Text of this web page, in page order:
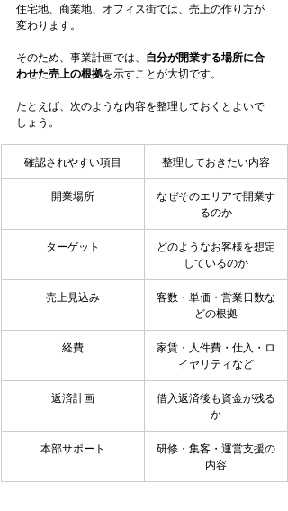
住宅地、商業地、オフィス街では、売上の作り方が
変わります。
そのため、事業計画では、 自分が開業する場所に合
わせた売上の根拠を示すことが大切です。
たとえば、次のような内容を整理しておくとよいで
しょう。
確認されやすい項目 整理しておきたい内容
開業場所
なぜそのエリアで開業す
るのか
ターゲット
どのようなお客様を想定
しているのか
売上見込み
客数・単価・営業日数な
どの根拠
経費
家賃・人件費・仕入・ロ
イヤリティなど
返済計画
借入返済後も資金が残る
か
本部サポート
研修・集客・運営支援の
内容